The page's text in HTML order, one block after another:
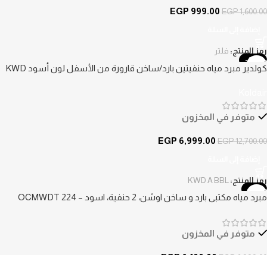
EGP1,600.00
EGP 999.00
رمز المنتج: فلتر
-45%
كولدير مبرد مياه حنفيتين بارد/ساخن قارورة من الأسفل لون أسود KWD
متوفر في المخزون
EGP12,700.00
EGP 6,999.00
رمز المنتج: KWD A BBL
-13%
مبرد مياه مكتبي بارد و ساخن اوشن، 2 حنفية، اسود – OCMWDT 224
متوفر في المخزون